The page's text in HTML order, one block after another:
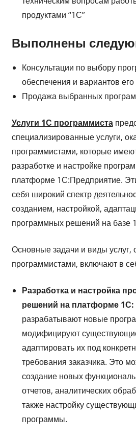
продуктами “1С”
Выполнены
Консультации по выбору
обеспечения и вариантов
Продажа выбранных
Услуги 1С программиста
специализированные услуги,
программистами, которые
разработке и настройке
платформе 1С:Предприятие.
себя широкий спектр
созданием, настройкой,
программных решений на базе
Основные задачи и виды
программистами, включают в
Разработка и настройка
решений на платформе 1С:
разрабатывают новые
модифицируют
адаптировать их под
требования заказчика. Это
создание новых
отчетов, аналитических
также настройку
программы.